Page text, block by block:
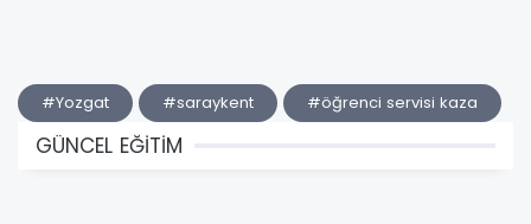
#Yozgat #saraykent #öğrenci servisi kaza
GÜNCEL EĞİTİM